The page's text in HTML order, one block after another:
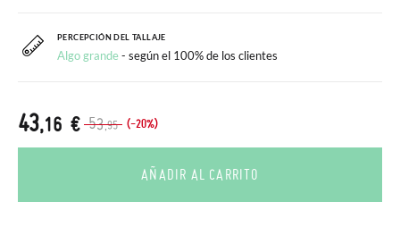
PERCEPCIÓN DEL TALLAJE
Algo grande- según el 100% de los clientes
53,95 (-20%)
43,16 €
AÑADIR AL CARRITO